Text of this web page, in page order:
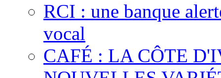
RCI : une banque
vocal
CAFÉ : LA CÔTE